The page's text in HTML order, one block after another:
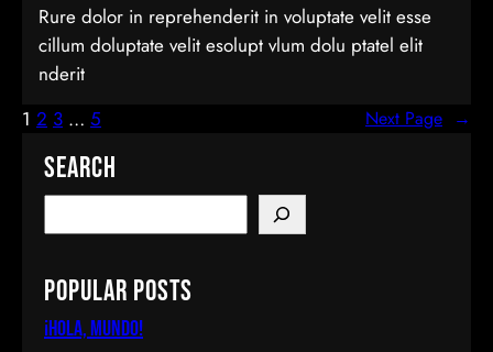
Rure dolor in reprehenderit in voluptate velit esse
cillum doluptate velit esolupt vlum dolu ptatel elit
nderit
1 2 3 … 5 Next Page →
Search
e
r
c
Popular Posts
¡Hola, mundo!